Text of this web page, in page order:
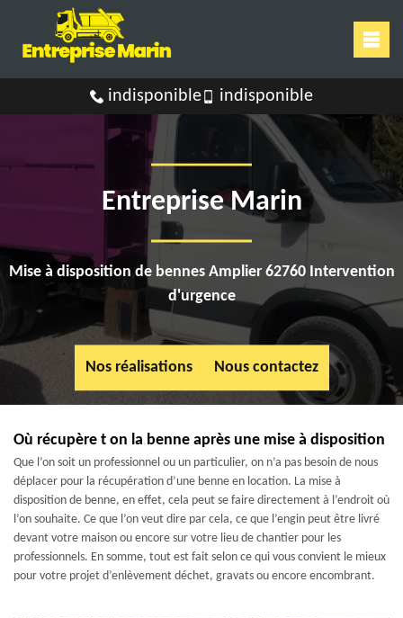
indisponible indisponible
Entreprise Marin
Mise à disposition de bennes Amplier 62760 Intervention
d'urgence
Nos réalisations Nous contactez
Où récupère t on la benne après une mise à disposition
Que l’on soit un professionnel ou un particulier, on n’a pas besoin de nous
déplacer pour la récupération d’une benne en location. La mise à
disposition de benne, en effet, cela peut se faire directement à l’endroit où
l’on souhaite. Ce que l’on veut dire par cela, ce que l’engin peut être livré
devant votre maison ou encore sur votre lieu de chantier pour les
professionnels. En somme, tout est fait selon ce qui vous convient le mieux
pour votre projet d’enlèvement déchet, gravats ou encore encombrant.